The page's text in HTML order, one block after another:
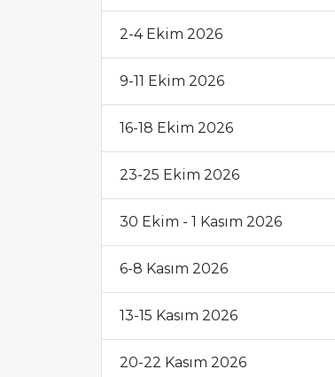
2-4 Ekim 2026
9-11 Ekim 2026
16-18 Ekim 2026
23-25 Ekim 2026
30 Ekim - 1 Kasım 2026
6-8 Kasım 2026
13-15 Kasım 2026
20-22 Kasım 2026